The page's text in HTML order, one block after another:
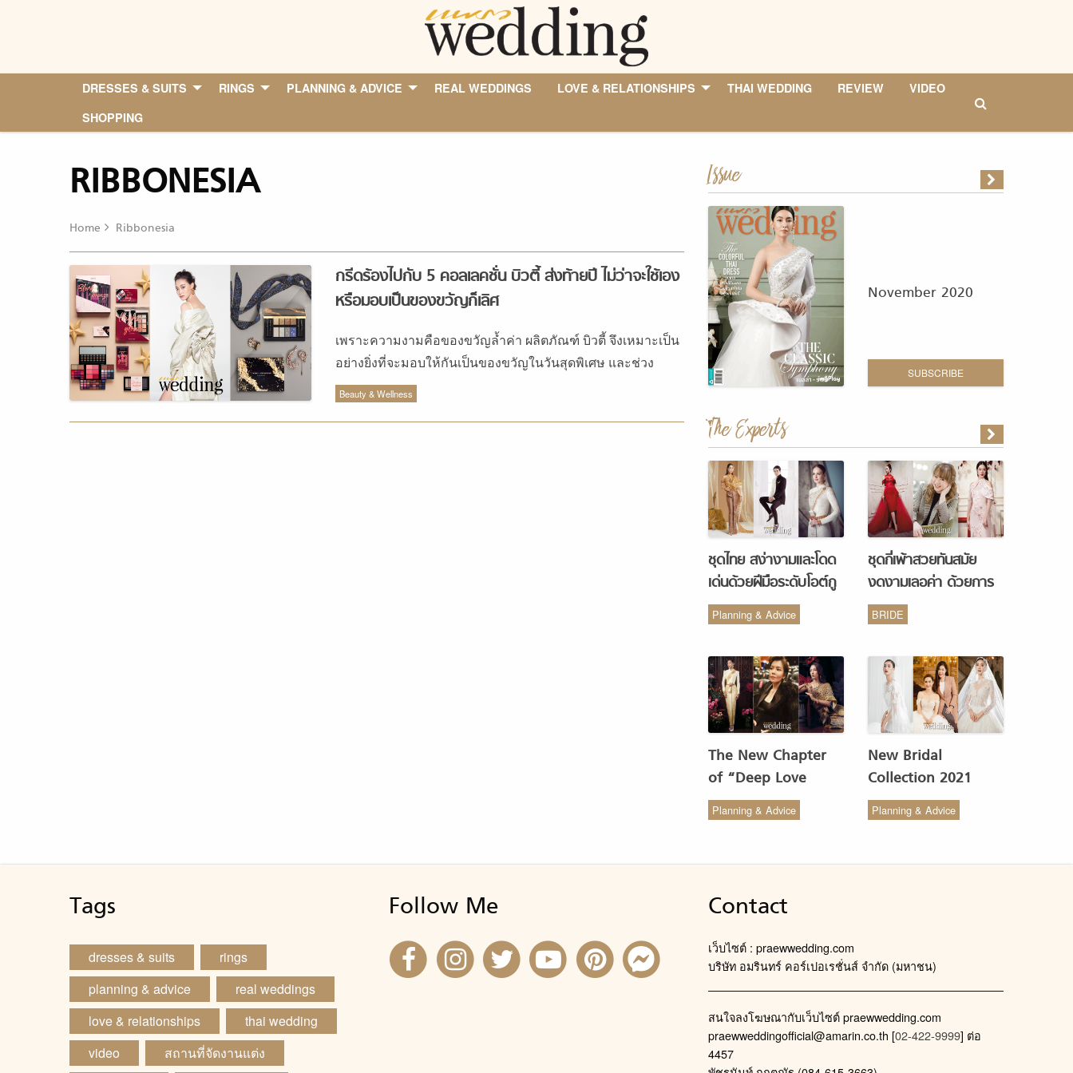
DRESSES & SUITS RINGS PLANNING & ADVICE REAL WEDDINGS LOVE & RELATIONSHIPS THAI WEDDING REVIEW
VIDEO
SHOPPING
RIBBONESIA
Home Ribbonesia
กรีดร้องไปกับ 5 คอลเลคชั่น บิวตี้ ส่งท้ายปี ไม่ว่าจะใช้เอง
หรือมอบเป็นของขวัญก็เลิศ
เพราะความงามคือของขวัญล้ำค่า ผลิตภัณฑ์ บิวตี้ จึงเหมาะเป็น
อย่างยิ่งที่จะมอบให้กันเป็นของขวัญในวันสุดพิเศษ และช่วง
ปลายปีแบบนี้ แต่ละแบรนด์ต่างทยอยออกคอลเลคชั่นใหม่มา
ประชันกันทั้งแพคเกจจิ้ง และคุณภาพ มีคอลเลคชั่นไหนน่าสนใจ
Beauty & Wellness
Issue
November 2020
SUBSCRIBE
The Experts
ชุดไทย สง่างามและโดด
เด่นด้วยฝีมือระดับโอต์กู
ตูร์ จากห้องเสื้อ Vanus
Couture
Planning & Advice
ชุดกี่เพ้าสวยทันสมัย
งดงามเลอค่า ด้วยการ
รังสรรค์จากห้องเสื้อ
Monique Wedding
BRIDE
The New Chapter
of “Deep Love
Wedding Studio” :
รังสรรค์ผ้าทอของไทยให้
Planning & Advice
New Bridal
Collection 2021
from COCO CHIC
สวย เรียบง่าย สไตล์มินิ
Planning & Advice
Tags
dresses & suits
rings
planning & advice
real weddings
love & relationships
thai wedding
video
สถานที่จัดงานแต่ง
Follow Me Contact
เว็บไซต์ : praewwedding.com
บริษัท อมรินทร์ คอร์เปอเรชั่นส์ จำกัด (มหาชน)
สนใจลงโฆษณากับเว็บไซต์ praewwedding.com
praewweddingofficial@amarin.co.th [02-422-9999] ต่อ
4457